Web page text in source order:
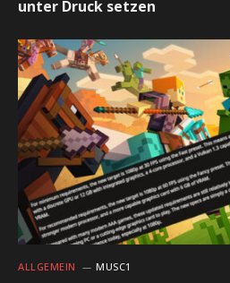
unter Druck setzen
ALLGEMEIN MUSC1